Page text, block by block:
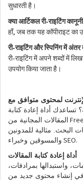
सुधारती है।
क्या आर्टिकल री-राइटिंग कानूनी
हाँ, जब तक यह कॉपीराइट का
री-राइटिंग और स्पिनिंग में अंतर
री-राइटिंग में अपने शब्दों में
उपयोग किया जाता है।
لمحتوى متوافق مع
أداة إعادة كتابة
المقالات المجانية من
مثالية للمدونين
والمسوقين وخبراء SEO.
أداة إعادة كتابة المقالات
واستبدالها بمرادفات،
في إنشاء محتوى جديد من